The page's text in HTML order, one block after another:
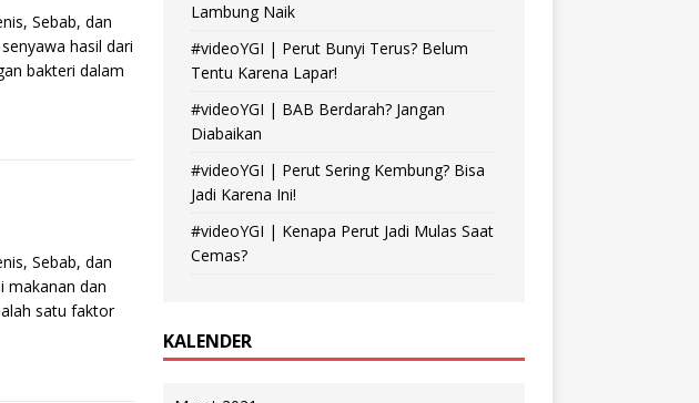
Sebab, dan
hasil dari
bakteri dalam
Sebab, dan
makanan dan
satu faktor
Lambung Naik
#videoYGI | Perut Bunyi Terus? Belum
Tentu Karena Lapar!
#videoYGI | BAB Berdarah? Jangan
Diabaikan
#videoYGI | Perut Sering Kembung? Bisa
Jadi Karena Ini!
#videoYGI | Kenapa Perut Jadi Mulas Saat
Cemas?
KALENDER